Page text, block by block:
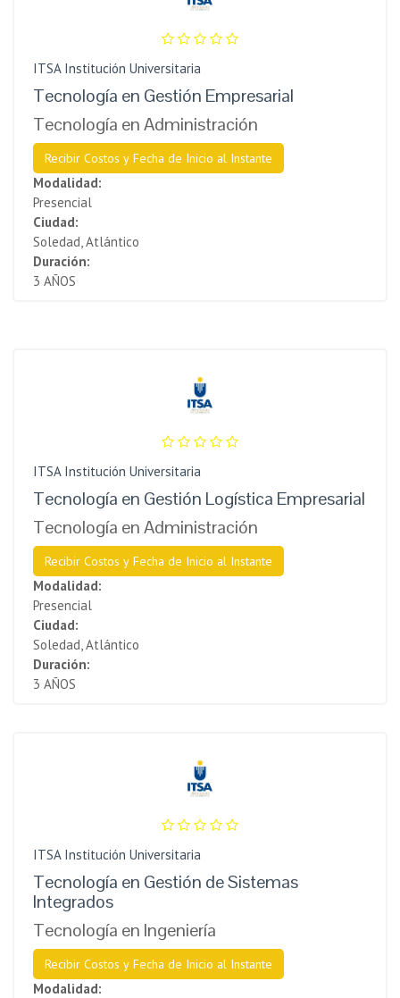
ITSA Institución Universitaria
Tecnología en Gestión Empresarial
Tecnología en Administración
Recibir Costos y Fecha de Inicio al Instante
Modalidad:
Presencial
Ciudad:
Soledad, Atlántico
Duración:
3 AÑOS
ITSA Institución Universitaria
Tecnología en Gestión Logística Empresarial
Tecnología en Administración
Recibir Costos y Fecha de Inicio al Instante
Modalidad:
Presencial
Ciudad:
Soledad, Atlántico
Duración:
3 AÑOS
ITSA Institución Universitaria
Tecnología en Gestión de Sistemas
Integrados
Tecnología en Ingeniería
Recibir Costos y Fecha de Inicio al Instante
Modalidad: